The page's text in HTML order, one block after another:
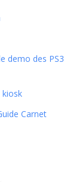
demo des PS3
kiosk
Carnet